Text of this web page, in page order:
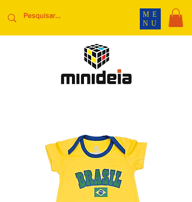
ME
NU